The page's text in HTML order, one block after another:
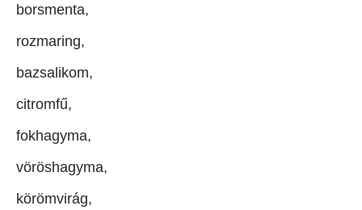
borsmenta,
rozmaring,
bazsalikom,
citromfű,
fokhagyma,
vöröshagyma,
körömvirág,